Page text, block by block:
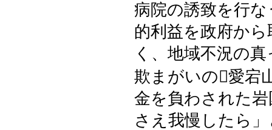
病院の誘致を行
的利益を政府か
く、地域不況の
欺まがいの愛宕
金を負わされた
さえ我慢したら